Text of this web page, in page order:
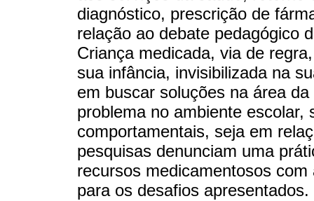
diagnóstico, prescrição de
relação ao debate pedagógico
Criança medicada, via de
sua infância, invisibilizada na
em buscar soluções na área
problema no ambiente escolar,
comportamentais, seja em
pesquisas denunciam uma
recursos medicamentosos
para os desafios apresentados.